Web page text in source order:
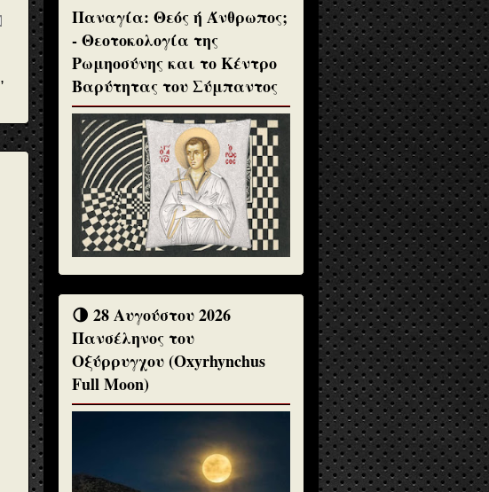
,
Παναγία: Θεός ή Άνθρωπος;
- Θεοτοκολογία της
Ρωμηοσύνης και το Κέντρο
Βαρύτητας του Σύμπαντος
🌗 28 Αυγούστου 2026
Πανσέληνος του
Οξύρρυγχου (Oxyrhynchus
Full Moon)